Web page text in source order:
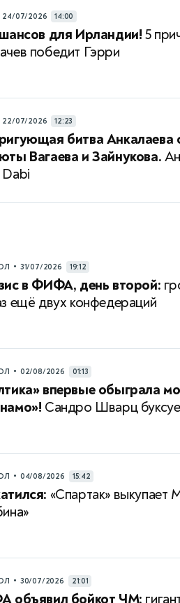
24/07/2026 14:00
для Ирландии! 5
победит Гэрри
22/07/2026 12:23
битва Анкалаева
Вагаева и Зайнукова.
• 31/07/2026 19:12
в ФИФА, день второй:
ещё двух конфедераций
• 02/08/2026 01:13
впервые обыграла
Сандро Шварц
• 04/08/2026 15:42
«Спартак» выкупает
• 30/07/2026 21:01
объявил бойкот ЧМ: